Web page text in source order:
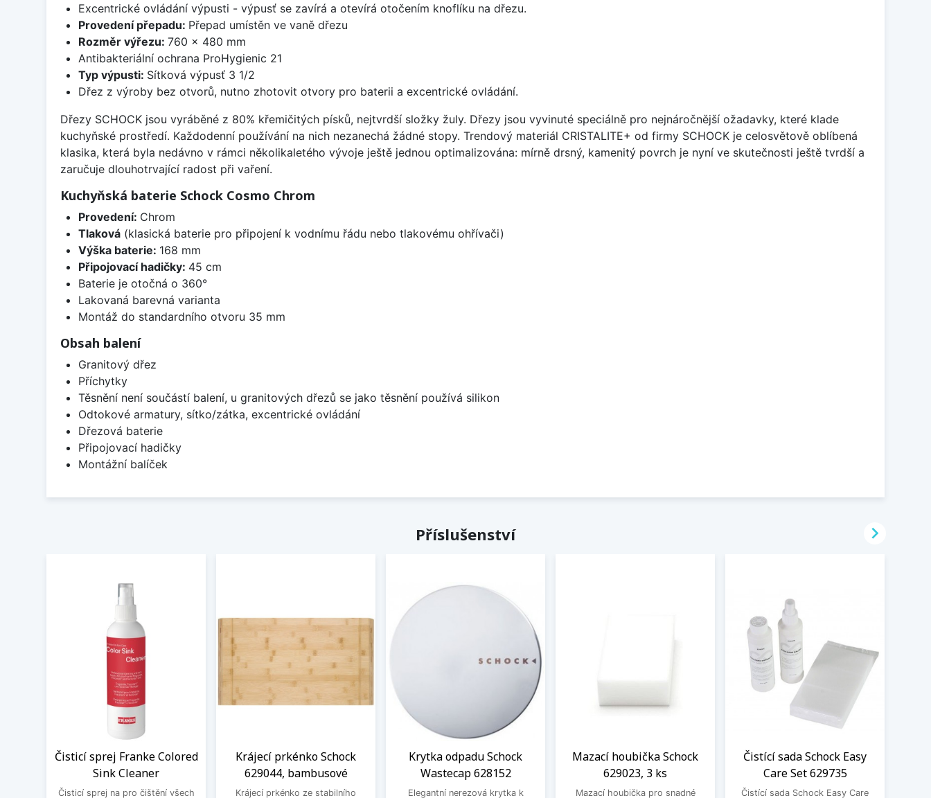
Excentrické ovládání výpusti - výpusť se zavírá a otevírá otočením knoflíku na dřezu.
Provedení přepadu: Přepad umístěn ve vaně dřezu
Rozměr výřezu: 760 x 480 mm
Antibakteriální ochrana ProHygienic 21
Typ výpusti: Sítková výpusť 3 1/2
Dřez z výroby bez otvorů, nutno zhotovit otvory pro baterii a excentrické ovládání.
Dřezy SCHOCK jsou vyráběné z 80% křemičitých písků, nejtvrdší složky žuly. Dřezy jsou vyvinuté speciálně pro nejnáročnější ožadavky, které klade
kuchyňské prostředí. Každodenní používání na nich nezanechá žádné stopy. Trendový materiál CRISTALITE+ od firmy SCHOCK je celosvětově oblíbená
klasika, která byla nedávno v rámci několikaletého vývoje ještě jednou optimalizována: mírně drsný, kamenitý povrch je nyní ve skutečnosti ještě tvrdší a
zaručuje dlouhotrvající radost při vaření.
Kuchyňská baterie Schock Cosmo Chrom
Provedení: Chrom
Tlaková(klasická baterie pro připojení k vodnímu řádu nebo tlakovému ohřívači)
Výška baterie: 168 mm
Připojovací hadičky: 45 cm
Baterie je otočná o 360°
Lakovaná barevná varianta
Montáž do standardního otvoru 35 mm
Obsah balení
Granitový dřez
Příchytky
Těsnění není součástí balení, u granitových dřezů se jako těsnění používá silikon
Odtokové armatury, sítko/zátka, excentrické ovládání
Dřezová baterie
Připojovací hadičky
Montážní balíček
Příslušenství
Čisticí sprej Franke Colored
Sink Cleaner
Čisticí sprej na pro čištění všech
Krájecí prkénko Schock
629044, bambusové
Krájecí prkénko ze stabilního
Krytka odpadu Schock
Wastecap 628152
Elegantní nerezová krytka k
Mazací houbička Schock
629023, 3 ks
Mazací houbička pro snadné
Čistící sada Schock Easy
Care Set 629735
Čistící sada Schock Easy Care
